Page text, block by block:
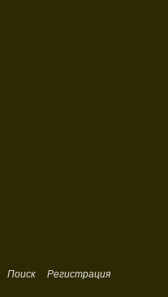
Поиск
Регистрация